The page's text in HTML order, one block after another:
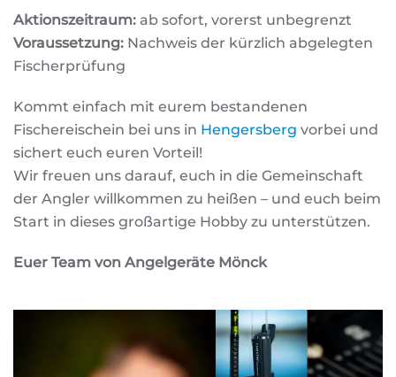
Aktionszeitraum: ab sofort, vorerst unbegrenzt
Voraussetzung: Nachweis der kürzlich abgelegten
Fischerprüfung
Kommt einfach mit eurem bestandenen
Fischereischein bei uns in Hengersberg vorbei und
sichert euch euren Vorteil!
Wir freuen uns darauf, euch in die Gemeinschaft
der Angler willkommen zu heißen – und euch beim
Start in dieses großartige Hobby zu unterstützen.
Euer Team von Angelgeräte Mönck